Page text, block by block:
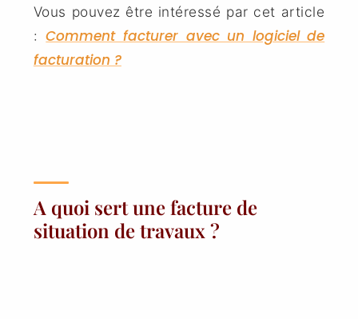
Vous pouvez être intéressé par cet article
:Comment facturer avec un logiciel de
facturation ?
A quoi sert une facture de
situation de travaux ?